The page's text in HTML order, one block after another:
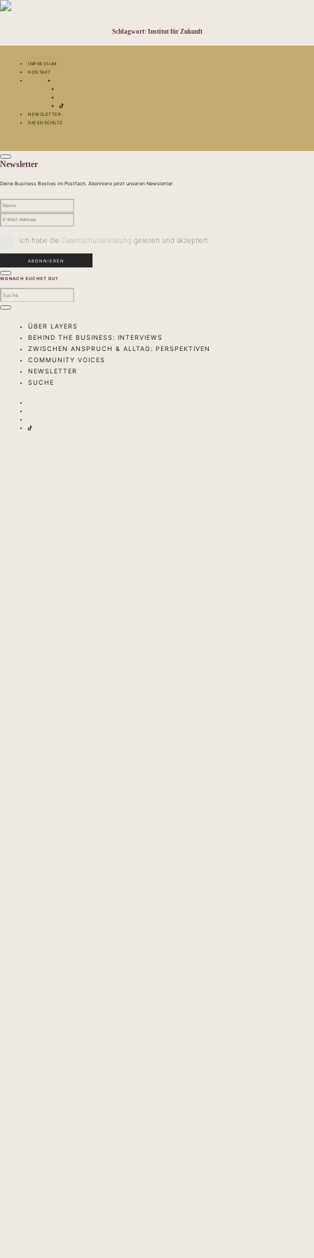
Schlagwort: Institut für Zukunft
IMPRESSUM
KONTAKT
NEWSLETTER
DATENSCHUTZ
Newsletter
Deine Business Besties im Postfach. Abonniere jetzt unseren Newsletter.
Ich habe die Datenschutzerklärung gelesen und akzeptiert.
WONACH SUCHST DU?
ÜBER LAYERS
BEHIND THE BUSINESS: INTERVIEWS
ZWISCHEN ANSPRUCH & ALLTAG: PERSPEKTIVEN
COMMUNITY VOICES
NEWSLETTER
SUCHE